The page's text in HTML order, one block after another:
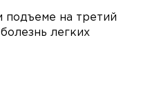
на третий
легких